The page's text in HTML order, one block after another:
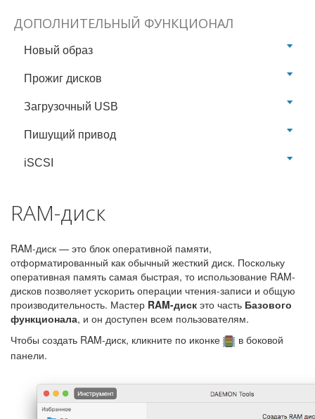
ДОПОЛНИТЕЛЬНЫЙ ФУНКЦИОНАЛ
Новый образ
Прожиг дисков
Загрузочный USB
Пишущий привод
iSCSI
RAM-диск
RAM-диск — это блок оперативной памяти,
отформатированный как обычный жесткий диск. Поскольку
оперативная память самая быстрая, то использование RAM-
дисков позволяет ускорить операции чтения-записи и общую
производительность. Мастер RAM-диск это часть Базового
функционала, и он доступен всем пользователям.
Чтобы создать RAM-диск, кликните по иконке
в боковой
панели.